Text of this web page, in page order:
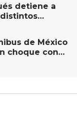
detiene a
de México
choque con
del Río,